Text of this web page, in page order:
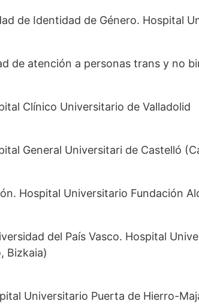
de Identidad de Género. Hospital
de atención a personas trans y no
Clínico Universitario de Valladolid
General Universitari de Castelló
Hospital Universitario Fundación
del País Vasco. Hospital
Bizkaia)
Universitario Puerta de Hierro-